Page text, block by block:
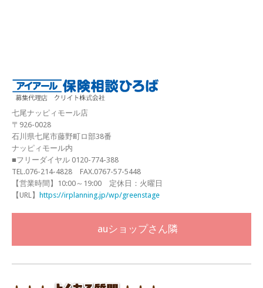
七尾ナッピィモール店
〒926-0028
石川県七尾市藤野町ロ部38番
ナッピィモール内
■フリーダイヤル 0120-774-388
TEL.076-214-4828 FAX.0767-57-5448
【営業時間】10:00～19:00 定休日：火曜日
【URL】 https://irplanning.jp/wp/greenstage
auショップさん隣